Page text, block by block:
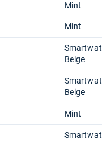
Mint
Mint
Beige
Beige
Mint